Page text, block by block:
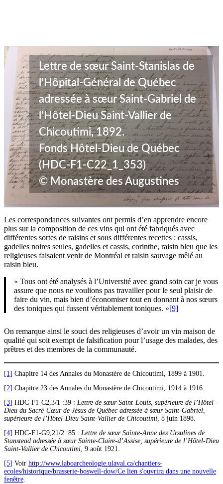
Lettre de sœur Saint-Stanislas de
l’Hôpital-Général de Québec
adressée à sœur Saint-Gabriel de
l’Hôtel-Dieu Saint-Vallier de
Chicoutimi, 1892.
Fonds Hôtel-Dieu de Québec
(HDC-F1-C22_1_353)
© Monastère des Augustines
Les correspondances suivantes ont permis d’en apprendre encore
plus sur la composition de ces vins qui ont été fabriqués avec
différentes sortes de raisins et sous différentes recettes : cassis,
gadelles noires seules, gadelles et cassis, corinthe, raisin bleu que les
religieuses faisaient venir de Montréal et raisin sauvage mêlé au
raisin bleu.
« Tous ont été analysés à l’Université avec grand soin car je vous
assure que nous ne voulions pas travailler pour le seul plaisir de
faire du vin, mais bien d’économiser tout en donnant à nos sœurs
des toniques qui fussent véritablement toniques. »[9]
On remarque ainsi le souci des religieuses d’avoir un vin maison de
qualité qui soit exempt de falsification pour l’usage des malades, des
prêtres et des membres de la communauté.
[1] Chapitre 14 des Annales du Monastère de Chicoutimi, 1899 à 1901.
[2] Chapitre 23 des Annales du Monastère de Chicoutimi, 1914 à 1916.
[3] HDC-F1-C2,3/1 :39 : Lettre de sœur Saint-Louis, supérieure de l’Hôtel-
Dieu du Sacré-Cœur de Jésus de Québec adressée à sœur Saint-Gabriel,
supérieure de l’Hôtel-Dieu Saint-Vallier de Chicoutimi, 8 juin 1898.
[4] HDC-F1-G9,21/2 :85 : Lettre de sœur Sainte-Anne des Ursulines de
Stanstead adressée à sœur Sainte-Claire-d’Assise, supérieure de l’Hôtel-Dieu
Saint-Vallier de Chicoutimi, 9 août 1921.
[5] Voir http://www.laboarcheologie.ulaval.ca/chantiers-
ecoles/historique/brasserie-boswell-dow/Ce lien s'ouvrira dans une nouvelle
fenêtre.